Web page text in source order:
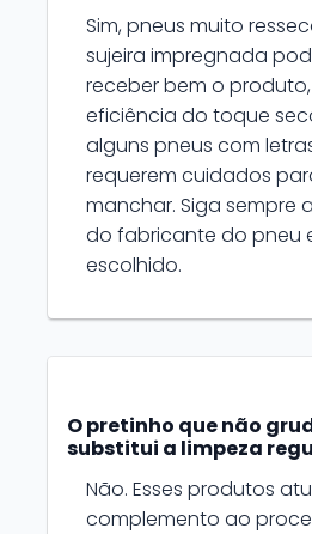
Sim, pneus muito
sujeira impregnada
receber bem o
eficiência do toque
alguns pneus com
requerem cuidados
manchar. Siga sempre
do fabricante do pneu
escolhido.
O pretinho que não
substitui a limpeza
Não. Esses produtos
complemento ao